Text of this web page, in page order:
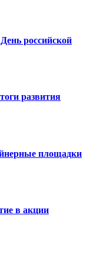
российской
развития
площадки
в акции